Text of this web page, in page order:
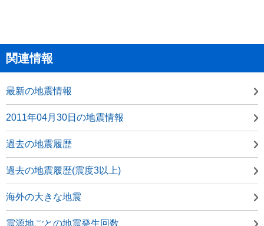
関連情報
最新の地震情報
2011年04月30日の地震情報
過去の地震履歴
過去の地震履歴(震度3以上)
海外の大きな地震
震源地ごとの地震発生回数